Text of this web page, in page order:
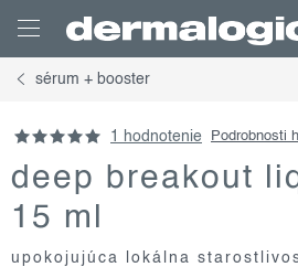
obsah
sérum + booster
1 hodnotenie Podrobnosti
deep breakout
15 ml
upokojujúca lokálna